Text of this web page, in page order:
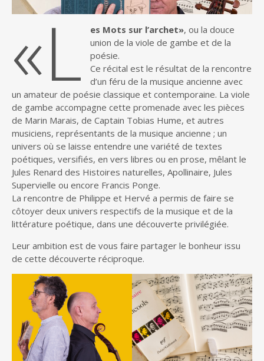
«L es Mots sur l’archet», ou la douce
union de la viole de gambe et de la
poésie.
Ce récital est le résultat de la rencontre
d’un féru de la musique ancienne avec
un amateur de poésie classique et contemporaine. La viole
de gambe accompagne cette promenade avec les pièces
de Marin Marais, de Captain Tobias Hume, et autres
musiciens, représentants de la musique ancienne ; un
univers où se laisse entendre une variété de textes
poétiques, versifiés, en vers libres ou en prose, mêlant le
Jules Renard des Histoires naturelles, Apollinaire, Jules
Supervielle ou encore Francis Ponge.
La rencontre de Philippe et Hervé a permis de faire se
côtoyer deux univers respectifs de la musique et de la
littérature poétique, dans une découverte privilégiée.
Leur ambition est de vous faire partager le bonheur issu
de cette découverte réciproque.